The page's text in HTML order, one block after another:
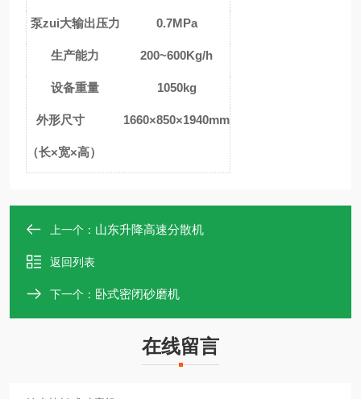
泵zui大输出压力 0.7MPa
生产能力 200~600Kg/h
设备重量 1050kg
外形尺寸
（长×宽×高）
1660×850×1940mm
上一个： 山东升降高速分散机
返回列表
下一个： 卧式密闭砂磨机
在线留言